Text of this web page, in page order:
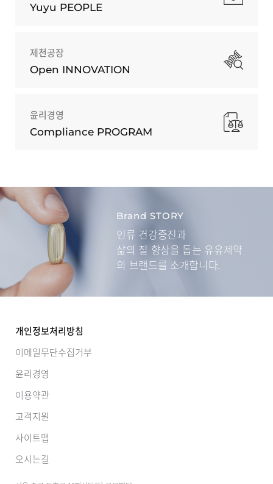
Yuyu PEOPLE
제천공장
Open INNOVATION
윤리경영
Compliance PROGRAM
Brand STORY
인류 건강증진과
삶의 질 향상을 돕는 유유제약
의 브랜드를 소개합니다.
개인정보처리방침
이메일무단수집거부
윤리경영
이용약관
고객지원
사이트맵
오시는길